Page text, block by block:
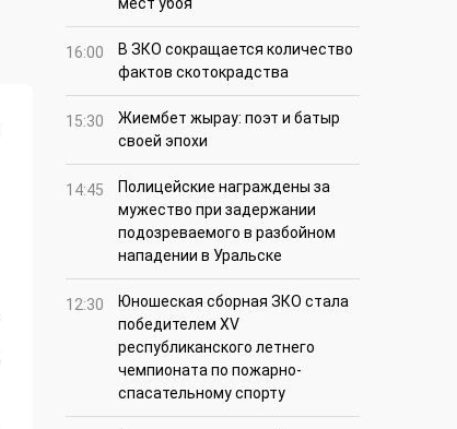
мест убоя
16:00
В ЗКО сокращается количество
фактов скотокрадства
15:30
Жиембет жырау: поэт и батыр
своей эпохи
14:45
Полицейские награждены за
мужество при задержании
подозреваемого в разбойном
нападении в Уральске
12:30
Юношеская сборная ЗКО стала
победителем XV
республиканского летнего
чемпионата по пожарно-
спасательному спорту